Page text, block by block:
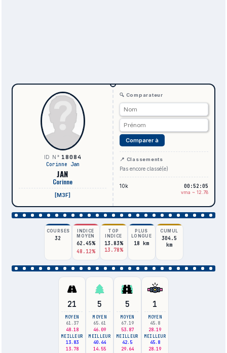
ID N° 18084
Corinne Jan
JAN
Corinne
[M3F]
🔍 Comparateur
Comparer à
📍 Classements
Pas encore classé(e)
10k 00:52:05
vma ~ 12.78
COURSES
32
INDICE
MOYEN
62.45%
48.12%
TOP
INDICE
13.83%
13.78%
PLUS
LONGUE
18 km
CUMUL
304.5
km
21
MOYEN
61.37
48.18
MEILLEUR
13.83
13.78
5
MOYEN
65.61
46.09
MEILLEUR
40.44
14.55
5
MOYEN
67.19
53.87
MEILLEUR
42.5
29.64
1
MOYEN
45.8
28.19
MEILLEUR
45.8
28.19